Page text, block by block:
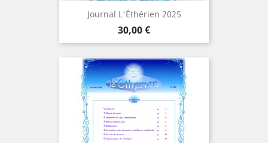
Journal L'Éthérien 2025
Cena
30,00 €